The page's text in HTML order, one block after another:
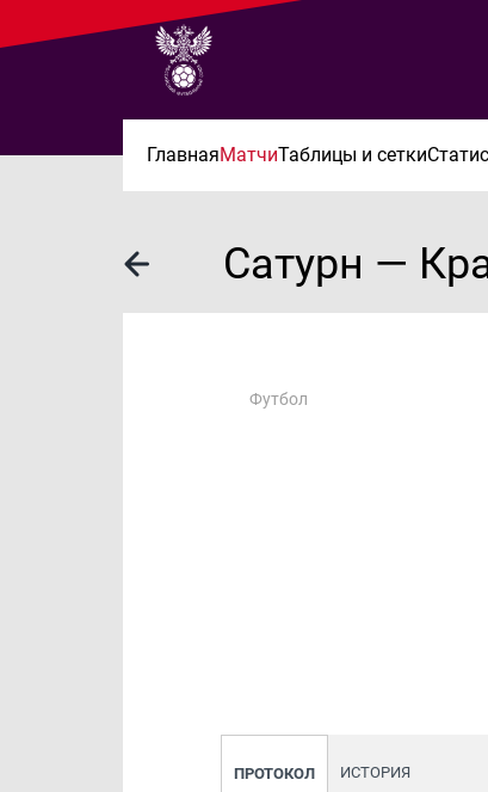
ГлавнаяМатчиТаблицы и сетки
Сатурн —
Футбол
ПРОТОКОЛ ИСТОРИЯ